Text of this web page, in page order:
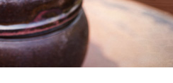
홍보동영상